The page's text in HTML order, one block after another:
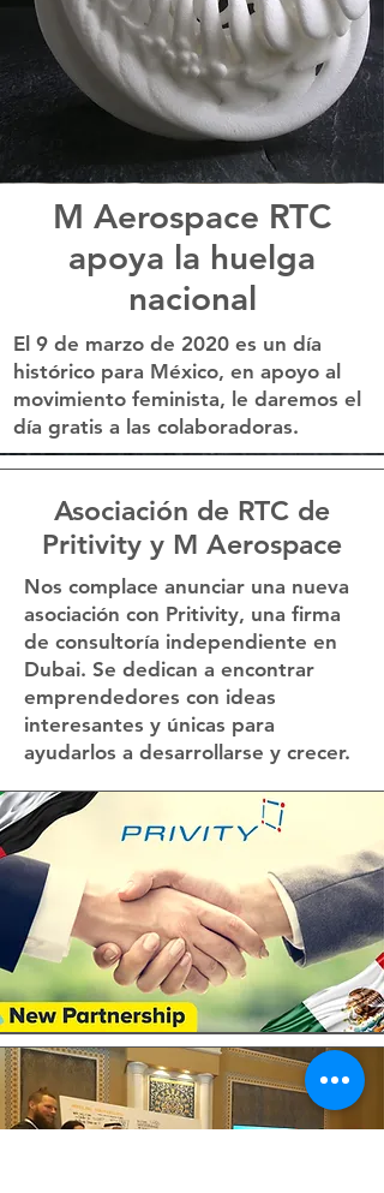
M Aerospace RTC
apoya la huelga
nacional
El 9 de marzo de 2020 es un día
histórico para México, en apoyo al
movimiento feminista, le daremos el
día gratis a las colaboradoras.
Asociación de RTC de
Pritivity y M Aerospace
Nos complace anunciar una nueva
asociación con Pritivity, una firma
de consultoría independiente en
Dubai. Se dedican a encontrar
emprendedores con ideas
interesantes y únicas para
ayudarlos a desarrollarse y crecer.